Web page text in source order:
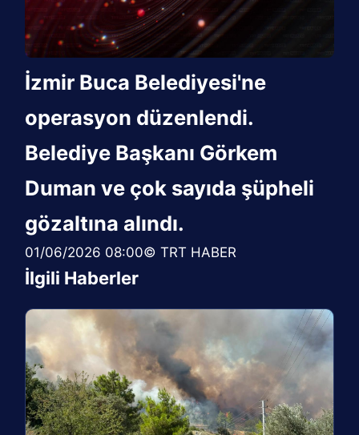
İzmir Buca Belediyesi'ne
operasyon düzenlendi.
Belediye Başkanı Görkem
Duman ve çok sayıda şüpheli
gözaltına alındı.
01/06/2026 08:00© TRT HABER
İlgili Haberler